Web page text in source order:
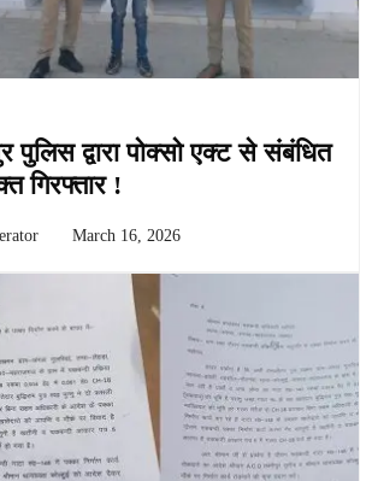
पुलिस द्वारा पोक्सो एक्ट से संबंधित
गिरफ्तार !
March 16, 2026